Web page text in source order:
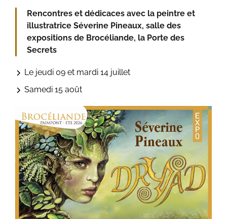
Rencontres et dédicaces avec la peintre et
illustratrice Séverine Pineaux, salle des
expositions de Brocéliande, la Porte des
Secrets
Le jeudi 09 et mardi 14 juillet
Samedi 15 août